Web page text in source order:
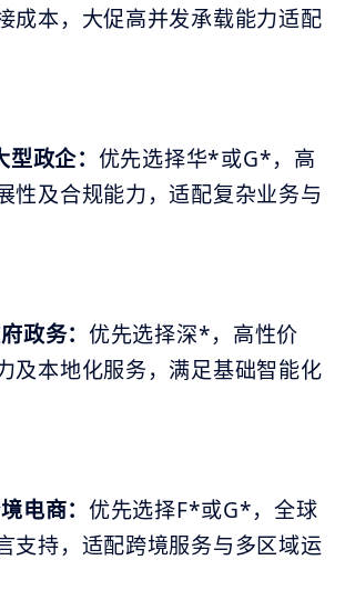
成本，大促高并发承载能力适配
政企： 优先选择华*或G*，高
性及合规能力，适配复杂业务与
政务：优先选择深*，高性价
及本地化服务，满足基础智能化
电商：优先选择F*或G*，全球
支持，适配跨境服务与多区域运